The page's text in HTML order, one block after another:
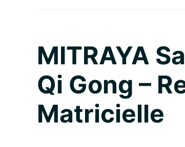
MITRAYA
Qi Gong –
Matricielle